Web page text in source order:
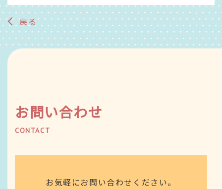
戻る
お問い合わせ
CONTACT
お気軽にお問い合わせください。